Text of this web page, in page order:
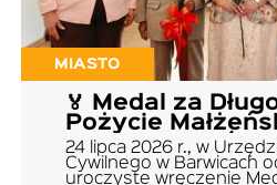
MIASTO
🏅 Medal za
Pożycie
wręczony
i Tadeuszowi
24 lipca 2026 r., w
Cywilnego w Barwicach
uroczyste wręczenie